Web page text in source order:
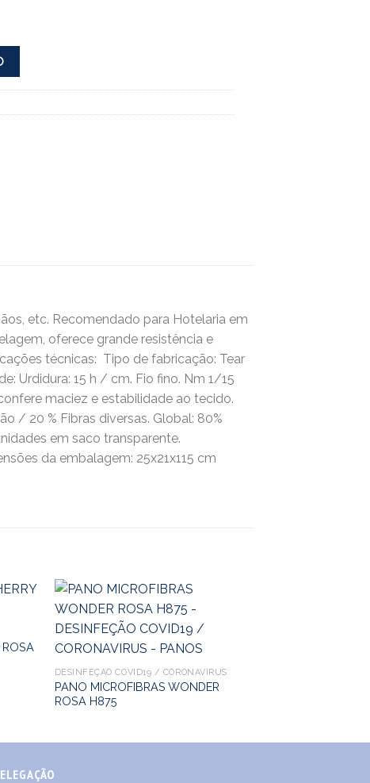
etc. Recomendado para Hotelaria em
oferece grande resistência e
técnicas:  Tipo de fabricação: Tear
Urdidura: 15 h / cm. Fio fino. Nm 1/15
maciez e estabilidade ao tecido. 
/ 20 % Fibras diversas. Global: 80%
em saco transparente. 
da embalagem: 25x21x115 cm 
ROSA
DESINFEÇÃO COVID19 / CORONAVIRUS
PANO MICROFIBRAS WONDER
ROSA H875